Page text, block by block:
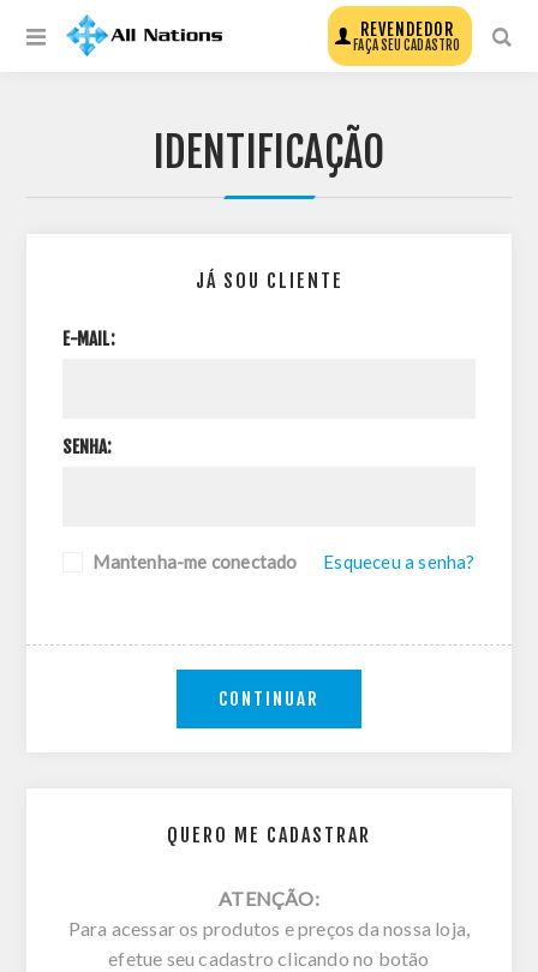
REVENDEDOR
FAÇA SEU CADASTRO
IDENTIFICAÇÃO
QUERO ME CADASTRAR
ATENÇÃO:
Para acessar os produtos e preços da nossa loja,
efetue seu cadastro clicando no botão
JÁ SOU CLIENTE
E-MAIL:
SENHA:
Mantenha-me conectado Esqueceu a senha?
CONTINUAR